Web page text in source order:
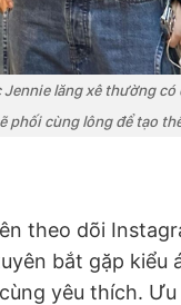
Jennie lăng xê thường
phối cùng lông để tạo
theo dõi
bắt gặp kiểu
yêu thích. Ưu